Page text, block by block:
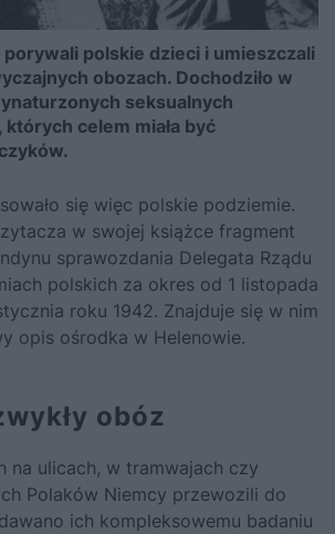
polskie dzieci i umieszczali
obozach. Dochodziło w
seksualnych
celem miała być
się więc polskie podziemie.
w swojej książce fragment
sprawozdania Delegata Rządu
polskich za okres od 1 listopada
roku 1942. Znajduje się w nim
opis ośrodka w Helenowie.
obóz
na ulicach, w tramwajach czy
Polaków Niemcy przewozili do
ich kompleksowemu badaniu